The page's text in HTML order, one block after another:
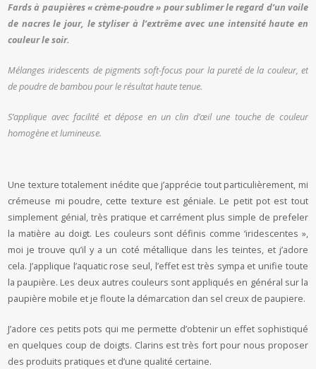
Fards à paupières « crème-poudre » pour sublimer le regard d’un voile
de nacres le jour, le styliser à l’extrême avec une intensité haute en
couleur le soir.
Mélanges iridescents de pigments soft-focus pour la pureté de la couleur, et
de poudre de bambou pour le résultat haute tenue.
S’applique avec facilité et dépose en un clin d’œil une touche de couleur
homogène et lumineuse.
Une texture totalement inédite que j’apprécie tout particulièrement, mi
crémeuse mi poudre, cette texture est géniale. Le petit pot est tout
simplement génial, très pratique et carrément plus simple de prefeler
la matière au doigt. Les couleurs sont définis comme ‘iridescentes »,
moi je trouve qu’il y a un coté métallique dans les teintes, et j’adore
cela. J’applique l’aquatic rose seul, l’effet est très sympa et unifie toute
la paupière. Les deux autres couleurs sont appliqués en général sur la
paupière mobile et je floute la démarcation dan sel creux de paupiere.
J’adore ces petits pots qui me permette d’obtenir un effet sophistiqué
en quelques coup de doigts. Clarins est très fort pour nous proposer
des produits pratiques et d’une qualité certaine.